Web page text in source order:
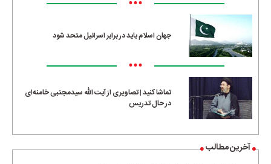
جهان اسلام باید در برابر اسرائیل متحد شود
•••
تماشا کنید | تصاویری از آیت الله سیدمجتبی خامنه‌ای
در حال تدریس
آخرین مطالب